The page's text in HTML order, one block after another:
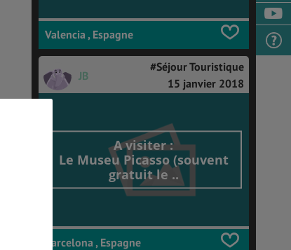
Valencia , Espagne
JB
#Séjour Touristique
15 janvier 2018
A visiter :
Le Museu Picasso (souvent
gratuit le ..
Barcelona , Espagne